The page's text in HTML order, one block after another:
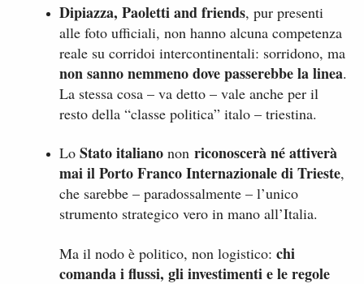
Dipiazza, Paoletti and friends, pur presenti
alle foto ufficiali, non hanno alcuna competenza
reale su corridoi intercontinentali: sorridono, ma
non sanno nemmeno dove passerebbe la linea.
La stessa cosa – va detto – vale anche per il
resto della “classe politica” italo – triestina.
Lo Stato italianonon riconoscerà né attiverà
mai il Porto Franco Internazionale di Trieste,
che sarebbe – paradossalmente – l’unico
strumento strategico vero in mano all’Italia.
Ma il nodo è politico, non logistico: chi
comanda i flussi, gli investimenti e le regole